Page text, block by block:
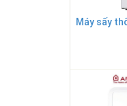
Máy sấy